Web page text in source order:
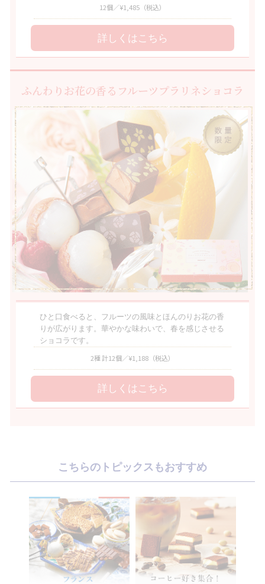
12個／¥1,485 （税込）
詳しくはこちら
ふんわりお花の香るフルーツプラリネショコラ
ひと口食べると、フルーツの風味とほんのりお花の香
りが広がります。華やかな味わいで、春を感じさせる
ショコラです。
2種 計12個／¥1,188 （税込）
詳しくはこちら
こちらのトピックスもおすすめ